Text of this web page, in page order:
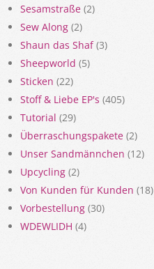
Sesamstraße (2)
Sew Along (2)
Shaun das Shaf(3)
Sheepworld (5)
Sticken (22)
Stoff & Liebe EP's (405)
Tutorial (29)
Überraschungspakete (2)
Unser Sandmännchen (12)
Upcycling (2)
Von Kunden für Kunden (18)
Vorbestellung (30)
WDEWLIDH (4)